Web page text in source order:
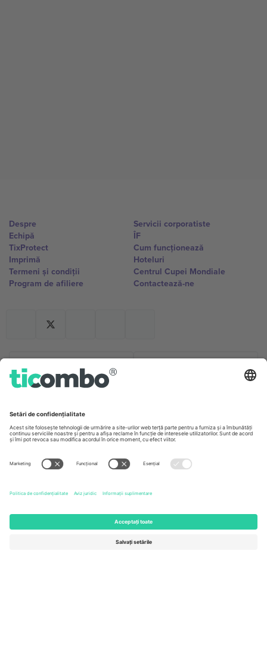
Despre
Echipă
TixProtect
Imprimă
Termeni și condiții
Program de afiliere
Servicii corporatiste
ÎF
Cum funcționează
Hoteluri
Centrul Cupei Mondiale
Contactează-ne
Germany
Berlin, Germany
United Kingdom
London, EC1V 1AW, United
United States
131 Continental Dr, Suite 305,
Newark, Delaware 19713, United
Switzerland
Dorfstrasse 52a, 6390
Engelberg, Switzerland